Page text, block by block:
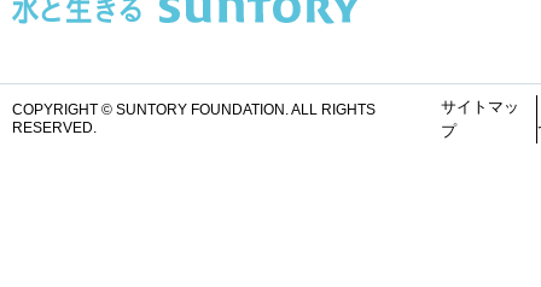
COPYRIGHT © SUNTORY FOUNDATION.ALL RIGHTS
RESERVED.
サイトマッ
プ